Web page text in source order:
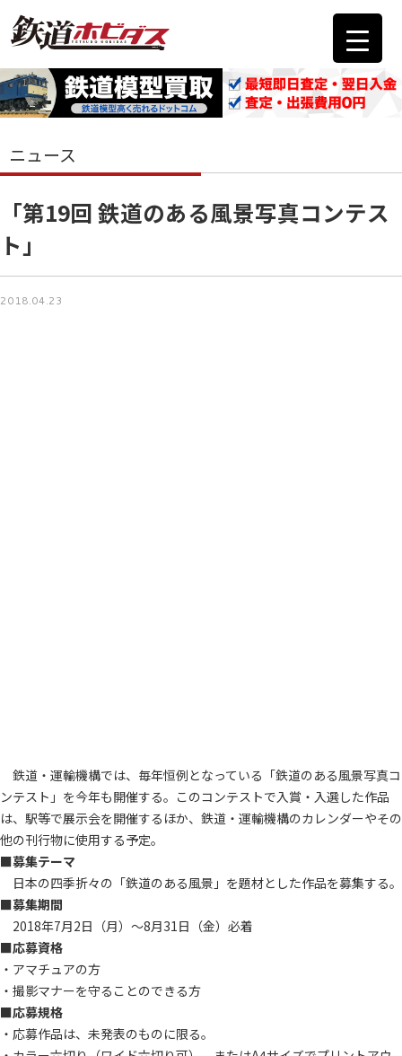
ニュース
「第19回 鉄道のある風景写真コンテス
ト」
2018.04.23
鉄道・運輸機構では、毎年恒例となっている「鉄道のある風景写真コ
ンテスト」を今年も開催する。このコンテストで入賞・入選した作品
は、駅等で展示会を開催するほか、鉄道・運輸機構のカレンダーやその
他の刊行物に使用する予定。
■募集テーマ
日本の四季折々の「鉄道のある風景」を題材とした作品を募集する。
■募集期間
2018年7月2日（月）～8月31日（金）必着
■応募資格
・アマチュアの方
・撮影マナーを守ることのできる方
■応募規格
・応募作品は、未発表のものに限る。